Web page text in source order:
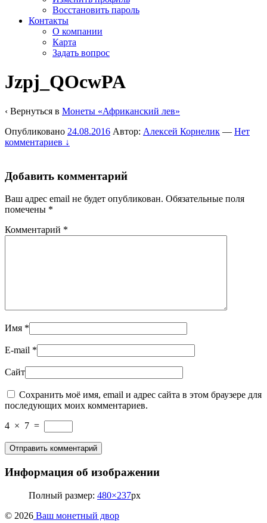
Восстановить пароль
Контакты
О компании
Карта
Задать вопрос
Jzpj_QOcwPA
‹ Вернуться в Монеты «Африканский лев»
Опубликовано 24.08.2016 Автор: Алексей Корнелик — Нет
комментариев ↓
Добавить комментарий
Ваш адрес email не будет опубликован. Обязательные поля
помечены *
Комментарий *
Имя *
E-mail *
Сайт
Сохранить моё имя, email и адрес сайта в этом браузере для
последующих моих комментариев.
4 × 7 =
Информация об изображении
Полный размер: 480×237px
© 2026 Ваш монетный двор